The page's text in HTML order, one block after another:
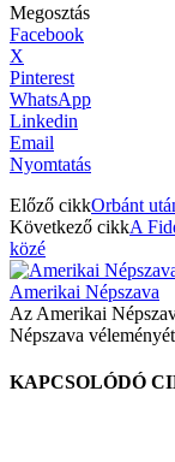
Megosztás
Facebook
X
Pinterest
WhatsApp
Linkedin
Email
Nyomtatás
Előző cikkOrbánt
Következő cikkA
közé
Amerikai Népszava
Az Amerikai
Népszava
KAPCSOLÓDÓ